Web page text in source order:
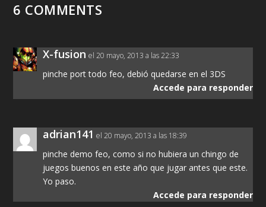
6 COMMENTS
X-fusion el 20 mayo, 2013 a las 22:33
pinche port todo feo, debió quedarse en el 3DS
Accede para responder
adrian141 el 20 mayo, 2013 a las 18:39
pinche demo feo, como si no hubiera un chingo de
juegos buenos en este año que jugar antes que este.
Yo paso.
Accede para responder